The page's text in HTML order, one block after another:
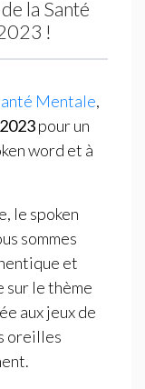
la Santé
!
Mentale,
pour un
word et à
le spoken
sommes
et
le thème
aux jeux de
oreilles